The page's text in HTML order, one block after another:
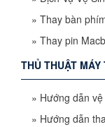
» Thay bàn
» Thay pin
THỦ THUẬT MÁY
» Hướng dẫn
» Hướng dẫn